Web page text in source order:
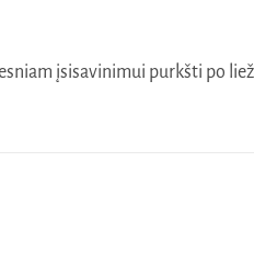
įsisavinimui purkšti po